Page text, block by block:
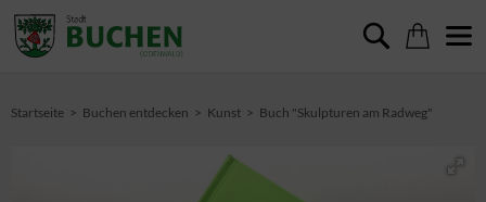
Startseite Buchen entdecken Kunst Buch "Skulpturen am Radweg"